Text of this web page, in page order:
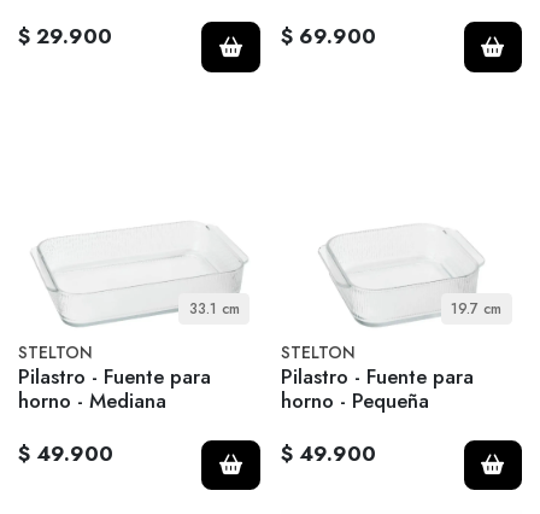
$ 29.900
$ 69.900
33.1 cm
STELTON
Pilastro - Fuente para
horno - Mediana
$ 49.900
19.7 cm
STELTON
Pilastro - Fuente para
horno - Pequeña
$ 49.900